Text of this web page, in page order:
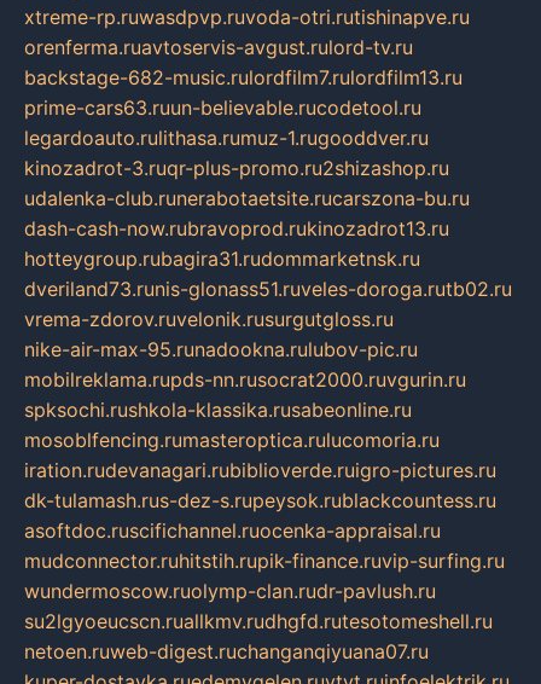
xtreme-rp.ruwasdpvp.ruvoda-otri.rutishinapve.ru
orenferma.ruavtoservis-avgust.rulord-tv.ru
backstage-682-music.rulordfilm7.rulordfilm13.ru
prime-cars63.ruun-believable.rucodetool.ru
legardoauto.rulithasa.rumuz-1.rugooddver.ru
kinozadrot-3.ruqr-plus-promo.ru2shizashop.ru
udalenka-club.runerabotaetsite.rucarszona-bu.ru
dash-cash-now.rubravoprod.rukinozadrot13.ru
hotteygroup.rubagira31.rudommarketnsk.ru
dveriland73.runis-glonass51.ruveles-doroga.rutb02.ru
vrema-zdorov.ruvelonik.rusurgutgloss.ru
nike-air-max-95.runadookna.rulubov-pic.ru
mobilreklama.rupds-nn.rusocrat2000.ruvgurin.ru
spksochi.rushkola-klassika.rusabeonline.ru
mosoblfencing.rumasteroptica.rulucomoria.ru
iration.rudevanagari.rubiblioverde.ruigro-pictures.ru
dk-tulamash.rus-dez-s.rupeysok.rublackcountess.ru
asoftdoc.ruscifichannel.ruocenka-appraisal.ru
mudconnector.ruhitstih.rupik-finance.ruvip-surfing.ru
wundermoscow.ruolymp-clan.rudr-pavlush.ru
su2lgyoeucscn.ruallkmv.rudhgfd.rutesotomeshell.ru
netoen.ruweb-digest.ruchanganqiyuana07.ru